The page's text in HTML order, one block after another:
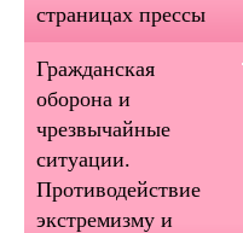
страницах прессы
Гражданская
оборона и
чрезвычайные
ситуации.
Противодействие
экстремизму и